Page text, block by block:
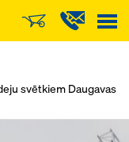
svētkiem Daugavas